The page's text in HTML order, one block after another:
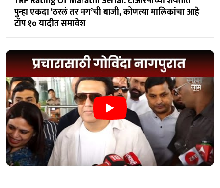
पुन्हा एकदा ‘ठरलं तर मग’ची बाजी, कोणत्या मालिकांचा आहे
टॉप १० यादीत समावेश